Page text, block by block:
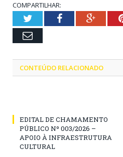
COMPARTILHAR:
TwitterFacebook
Email
CONTEÚDO RELACIONADO
EDITAL DE CHAMAMENTO
PÚBLICO Nº 003/2026 –
APOIO À INFRAESTRUTURA
CULTURAL